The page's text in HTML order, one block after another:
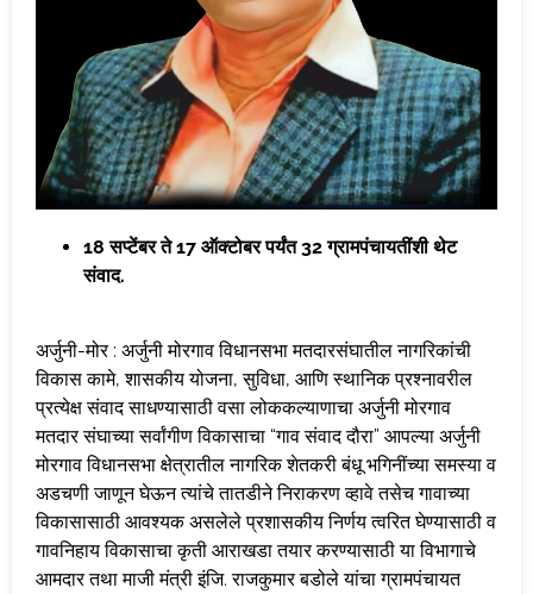
18 सप्टेंबर ते 17 ऑक्टोबर पर्यंत 32 ग्रामपंचायतींशी थेट
संवाद.
अर्जुनी-मोर : अर्जुनी मोरगाव विधानसभा मतदारसंघातील नागरिकांची
विकास कामे, शासकीय योजना, सुविधा, आणि स्थानिक प्रश्नावरील
प्रत्येक्ष संवाद साधण्यासाठी वसा लोककल्याणाचा अर्जुनी मोरगाव
मतदार संघाच्या सर्वांगीण विकासाचा “गाव संवाद दौरा” आपल्या अर्जुनी
मोरगाव विधानसभा क्षेत्रातील नागरिक शेतकरी बंधू भगिनींच्या समस्या व
अडचणी जाणून घेऊन त्यांचे तातडीने निराकरण व्हावे तसेच गावाच्या
विकासासाठी आवश्यक असलेले प्रशासकीय निर्णय त्वरित घेण्यासाठी व
गावनिहाय विकासाचा कृती आराखडा तयार करण्यासाठी या विभागाचे
आमदार तथा माजी मंत्री इंजि. राजकुमार बडोले यांचा ग्रामपंचायत